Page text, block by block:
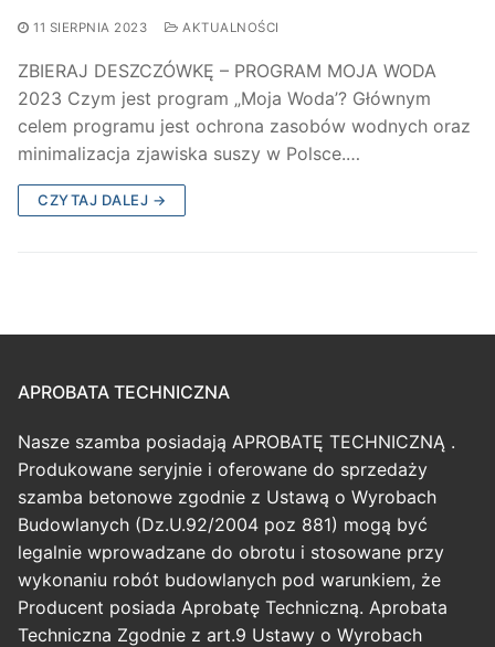
11 SIERPNIA 2023 AKTUALNOŚCI
ZBIERAJ DESZCZÓWKĘ – PROGRAM MOJA WODA
2023 Czym jest program „Moja Woda’? Głównym
celem programu jest ochrona zasobów wodnych oraz
minimalizacja zjawiska suszy w Polsce.…
CZYTAJ DALEJ →
APROBATA TECHNICZNA
Nasze szamba posiadają APROBATĘ TECHNICZNĄ .
Produkowane seryjnie i oferowane do sprzedaży
szamba betonowe zgodnie z Ustawą o Wyrobach
Budowlanych (Dz.U.92/2004 poz 881) mogą być
legalnie wprowadzane do obrotu i stosowane przy
wykonaniu robót budowlanych pod warunkiem, że
Producent posiada Aprobatę Techniczną. Aprobata
Techniczna Zgodnie z art.9 Ustawy o Wyrobach